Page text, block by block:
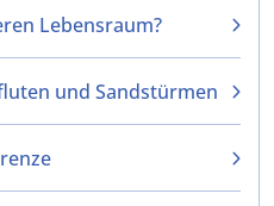
Lebensraum?
und Sandstürmen